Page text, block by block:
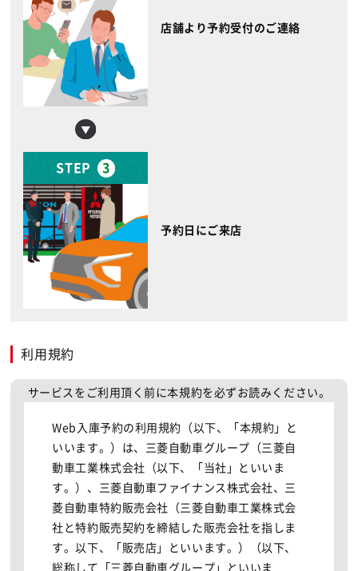
店舗より予約受付のご連絡
STEP 3
予約日にご来店
利用規約
サービスをご利用頂く前に本規約を必ずお読みください。
Web入庫予約の利用規約（以下、「本規約」と
いいます。）は、三菱自動車グループ（三菱自
動車工業株式会社（以下、「当社」といいま
す。）、三菱自動車ファイナンス株式会社、三
菱自動車特約販売会社（三菱自動車工業株式会
社と特約販売契約を締結した販売会社を指しま
す。以下、「販売店」といいます。）（以下、
総称して「三菱自動車グループ」といいま